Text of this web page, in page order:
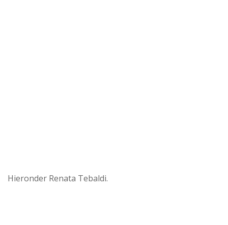
Hieronder Renata Tebaldi.